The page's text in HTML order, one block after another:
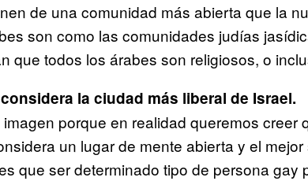
de una comunidad más abierta que la
son como las comunidades judías
que todos los árabes son religiosos, o
la ciudad más liberal de Israel.
porque en realidad queremos creer
un lugar de mente abierta y el
que ser determinado tipo de persona gay